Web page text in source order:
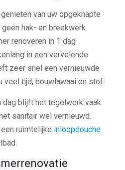
van uw opgeknapte
hak- en breekwerk
renoveren in 1 dag
in een vervelende
zeer snel een vernieuwde
veel tijd, bouwlawaai en stof.
dag blijft het tegelwerk vaak
sanitair wel vernieuwd.
ruimtelijke inloopdouche